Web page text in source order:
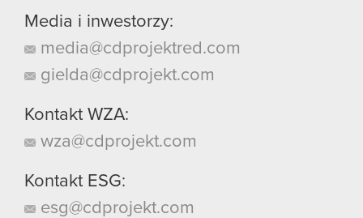
Media i inwestorzy:
media@cdprojektred.com
gielda@cdprojekt.com
Kontakt WZA:
wza@cdprojekt.com
Kontakt ESG:
esg@cdprojekt.com